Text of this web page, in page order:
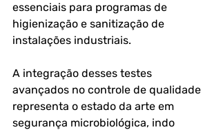
essenciais para programas de
higienização e sanitização de
instalações industriais.
A integração desses testes
avançados no controle de qualidade
representa o estado da arte em
segurança microbiológica, indo